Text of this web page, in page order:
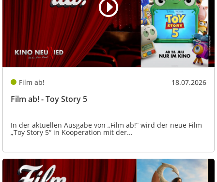
Film ab! 18.07.2026
Film ab! - Toy Story 5
In der aktuellen Ausgabe von „Film ab!“ wird der neue Film
„Toy Story 5“ in Kooperation mit der...